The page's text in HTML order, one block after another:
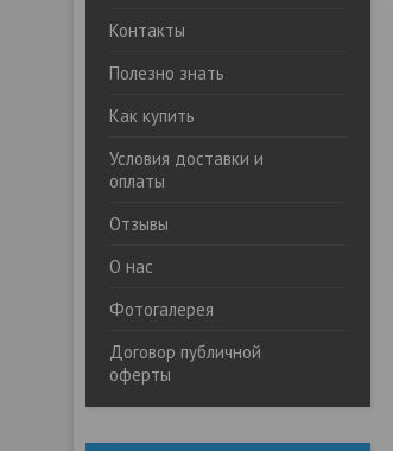
Контакты
Полезно знать
Как купить
Условия доставки и
оплаты
Отзывы
О нас
Фотогалерея
Договор публичной
оферты